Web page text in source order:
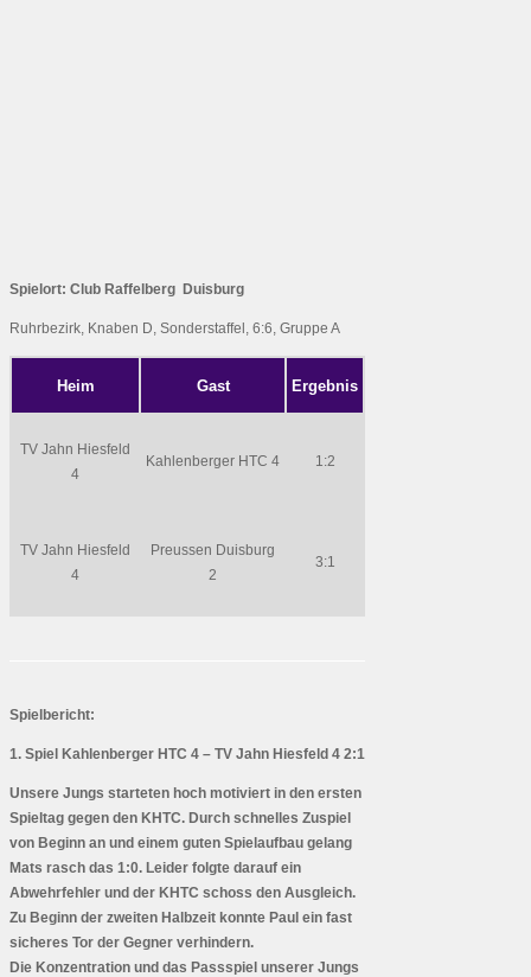
Spielort: Club Raffelberg Duisburg
Ruhrbezirk, Knaben D, Sonderstaffel, 6:6, Gruppe A
Heim Gast Ergebnis
TV Jahn Hiesfeld
4
Kahlenberger HTC 4 1:2
TV Jahn Hiesfeld
4
Preussen Duisburg
2
3:1
Spielbericht:
1. Spiel Kahlenberger HTC 4 – TV Jahn Hiesfeld 4 2:1
Unsere Jungs starteten hoch motiviert in den ersten
Spieltag gegen den KHTC. Durch schnelles Zuspiel
von Beginn an und einem guten Spielaufbau gelang
Mats rasch das 1:0. Leider folgte darauf ein
Abwehrfehler und der KHTC schoss den Ausgleich.
Zu Beginn der zweiten Halbzeit konnte Paul ein fast
sicheres Tor der Gegner verhindern.
Die Konzentration und das Passspiel unserer Jungs